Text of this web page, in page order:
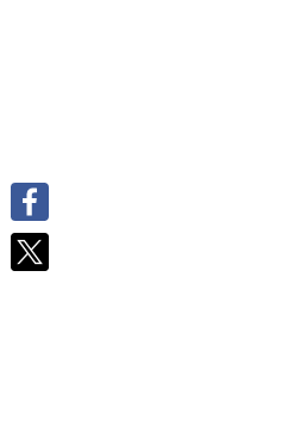
Facebook